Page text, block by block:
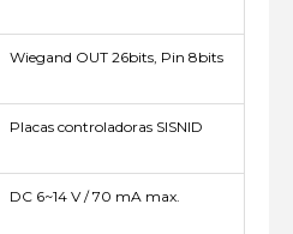
Wiegand OUT 26bits, Pin 8bits
Placas controladoras SISNID
DC 6~14 V / 70 mA max.